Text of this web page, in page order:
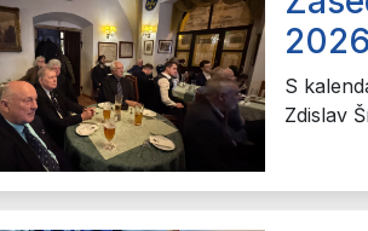
2026
S
Zdislav